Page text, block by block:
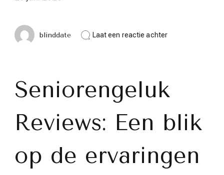
blinddate Laat een reactie achterop
Oudere
Singles
Seniorengeluk
Reviews: Een blik
op de ervaringen